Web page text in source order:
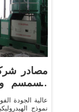
مصادر
السمسم
عالية الجودة